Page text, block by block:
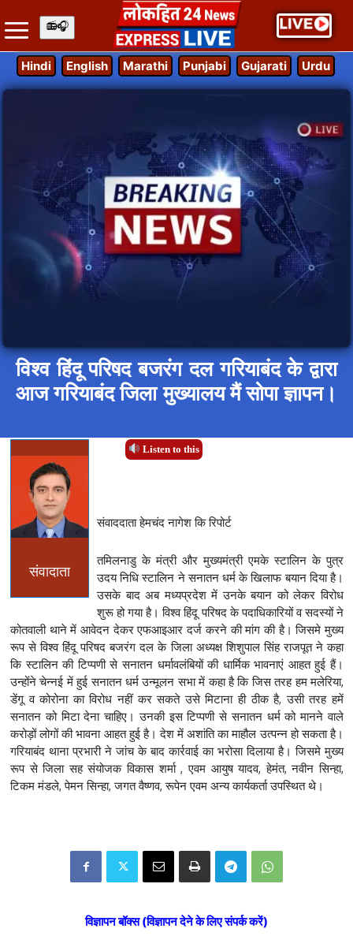
Hindi English Marathi Punjabi Gujarati Urdu
विश्व हिंदू परिषद बजरंग दल गरियाबंद के द्वारा
आज गरियाबंद जिला मुख्यालय मैं सोपा ज्ञापन।
Listen to this
संवादाता
संवाददाता हेमचंद नागेश कि रिपोर्ट
तमिलनाडु के मंत्री और मुख्यमंत्री एमके स्टालिन के पुत्र
उदय निधि स्टालिन ने सनातन धर्म के खिलाफ बयान दिया है।
उसके बाद अब मध्यप्रदेश में उनके बयान को लेकर विरोध
शुरू हो गया है। विश्व हिंदू परिषद के पदाधिकारियों व सदस्यों ने
कोतवाली थाने में आवेदन देकर एफआइआर दर्ज करने की मांग की है। जिसमे मुख्य
रूप से विश्व हिंदू परिषद बजरंग दल के जिला अध्यक्ष शिशुपाल सिंह राजपूत ने कहा
कि स्टालिन की टिप्पणी से सनातन धर्मावलंबियों की धार्मिक भावनाएं आहत हुई हैं।
उन्होंने चेन्नई में हुई सनातन धर्म उन्मूलन सभा में कहा है कि जिस तरह हम मलेरिया,
डेंगू व कोरोना का विरोध नहीं कर सकते उसे मिटाना ही ठीक है, उसी तरह हमें
सनातन को मिटा देना चाहिए। उनकी इस टिप्पणी से सनातन धर्म को मानने वाले
करोड़ों लोगों की भावना आहत हुई है। देश में अशांति का माहौल उत्पन्न हो सकता है।
गरियाबंद थाना प्रभारी ने जांच के बाद कार्रवाई का भरोसा दिलाया है। जिसमे मुख्य
रूप से जिला सह संयोजक विकास शर्मा , एवम आयुष यादव, हेमंत, नवीन सिन्हा,
टिकम मंडले, पेमन सिन्हा, जगत वैष्णव, रूपेन एवम अन्य कार्यकर्ता उपस्थित थे।
विज्ञापन बॉक्स (विज्ञापन देने के लिए संपर्क करें)